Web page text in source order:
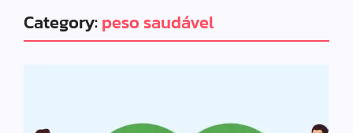
Category:peso saudável